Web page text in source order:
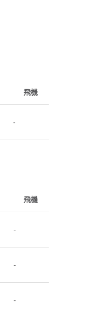
飛機
-
飛機
-
-
-